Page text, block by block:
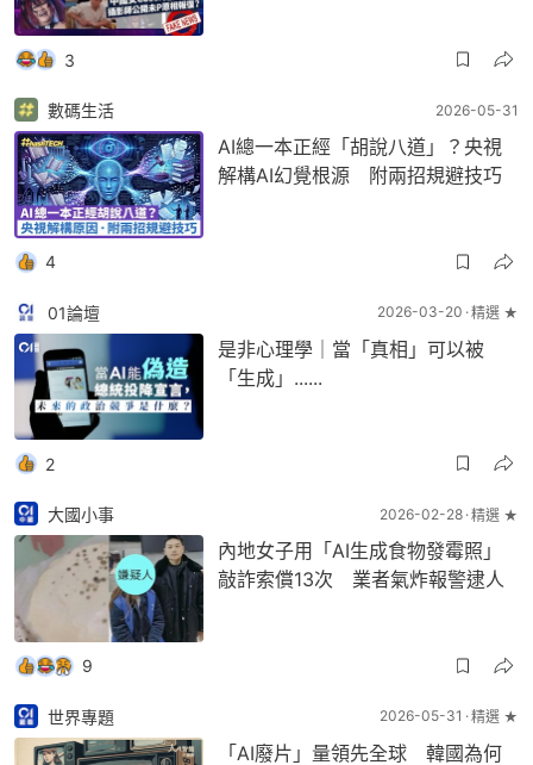
3
數碼生活 2026-05-31
AI總一本正經「胡說八道」？央視
解構AI幻覺根源 附兩招規避技巧
4
01論壇 2026-03-20 精選 ★
是非心理學｜當「真相」可以被
「生成」......
2
大國小事 2026-02-28 精選 ★
內地女子用「AI生成食物發霉照」
敲詐索償13次 業者氣炸報警逮人
9
世界專題 2026-05-31 精選 ★
「AI廢片」量領先全球 韓國為何